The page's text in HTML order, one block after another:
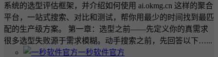
系统的选型评估框架，并介绍如何使用 ai.okmg.cn 这样的聚合
平台，一站式搜索、对比和测试，帮你用最少的时间找到最匹
配的生产级方案。 第一章：选型之前——先定义你的真需求
很多选型失败源于需求模糊。动手搜索之前，先回答以下…...
一秒软件官方